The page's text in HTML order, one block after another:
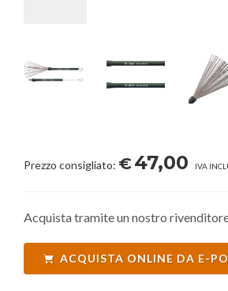
Prezzo consigliato: €47,00 IVA
Acquista tramite un nostro
ACQUISTA ONLINE DA E-